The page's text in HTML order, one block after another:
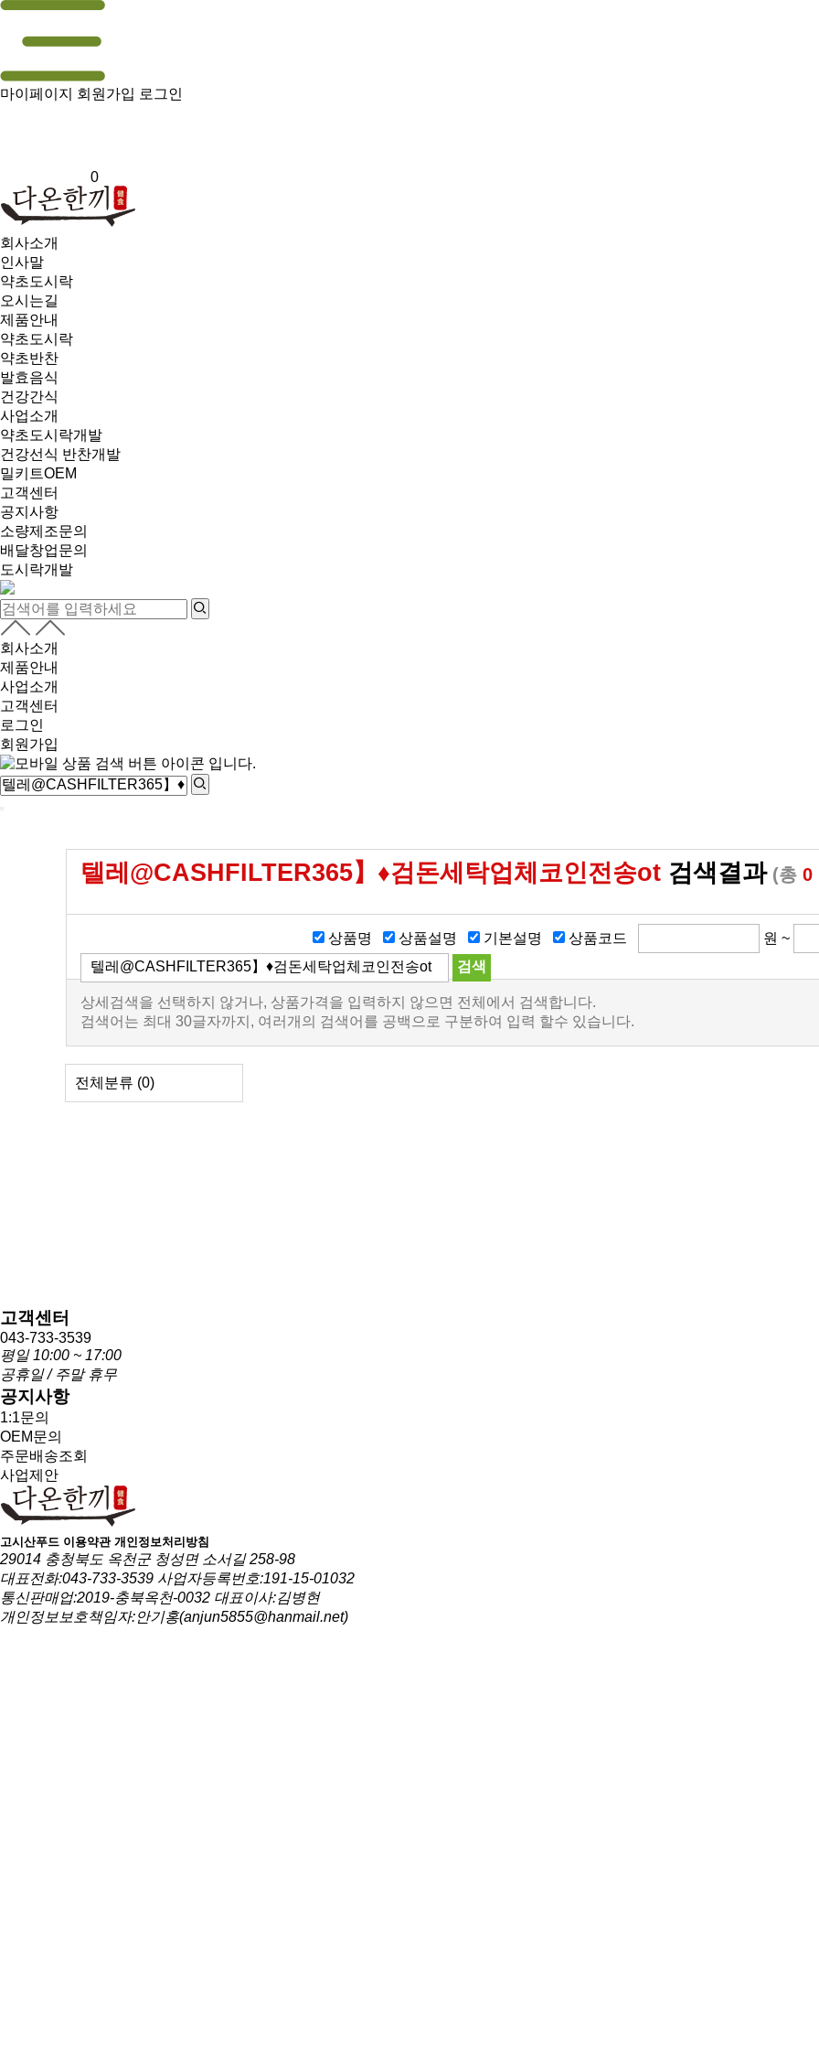
마이페이지 회원가입 로그인
0
회사소개
인사말
약초도시락
오시는길
제품안내
약초도시락
약초반찬
발효음식
건강간식
사업소개
약초도시락개발
건강선식 반찬개발
밀키트OEM
고객센터
공지사항
소량제조문의
배달창업문의
도시락개발
회사소개
제품안내
사업소개
고객센터
로그인
회원가입
텔레@CASHFILTER365】♦검돈세탁업체코인전송ot 검색결과(총 0
상품명 상품설명 기본설명 상품코드 원 ~
상세검색을 선택하지 않거나, 상품가격을 입력하지 않으면 전체에서 검색합니다.
검색어는 최대 30글자까지, 여러개의 검색어를 공백으로 구분하여 입력 할수 있습니다.
전체분류 (0)
고객센터
043-733-3539
평일 10:00 ~ 17:00
공휴일 / 주말 휴무
공지사항
1:1문의
OEM문의
주문배송조회
사업제안
고시산푸드 이용약관 개인정보처리방침
29014 충청북도 옥천군 청성면 소서길 258-98
대표전화:043-733-3539 사업자등록번호:191-15-01032
통신판매업:2019-충북옥천-0032 대표이사:김병현
개인정보보호책임자:안기홍(anjun5855@hanmail.net)